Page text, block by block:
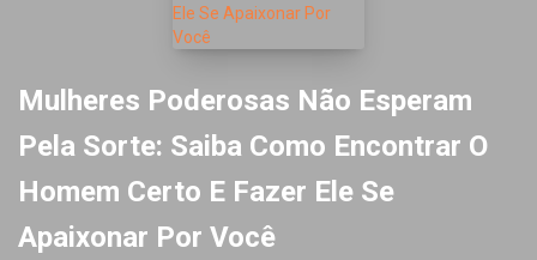
Mulheres Poderosas Não Esperam
Pela Sorte: Saiba Como Encontrar O
Homem Certo E Fazer Ele Se
Apaixonar Por Você